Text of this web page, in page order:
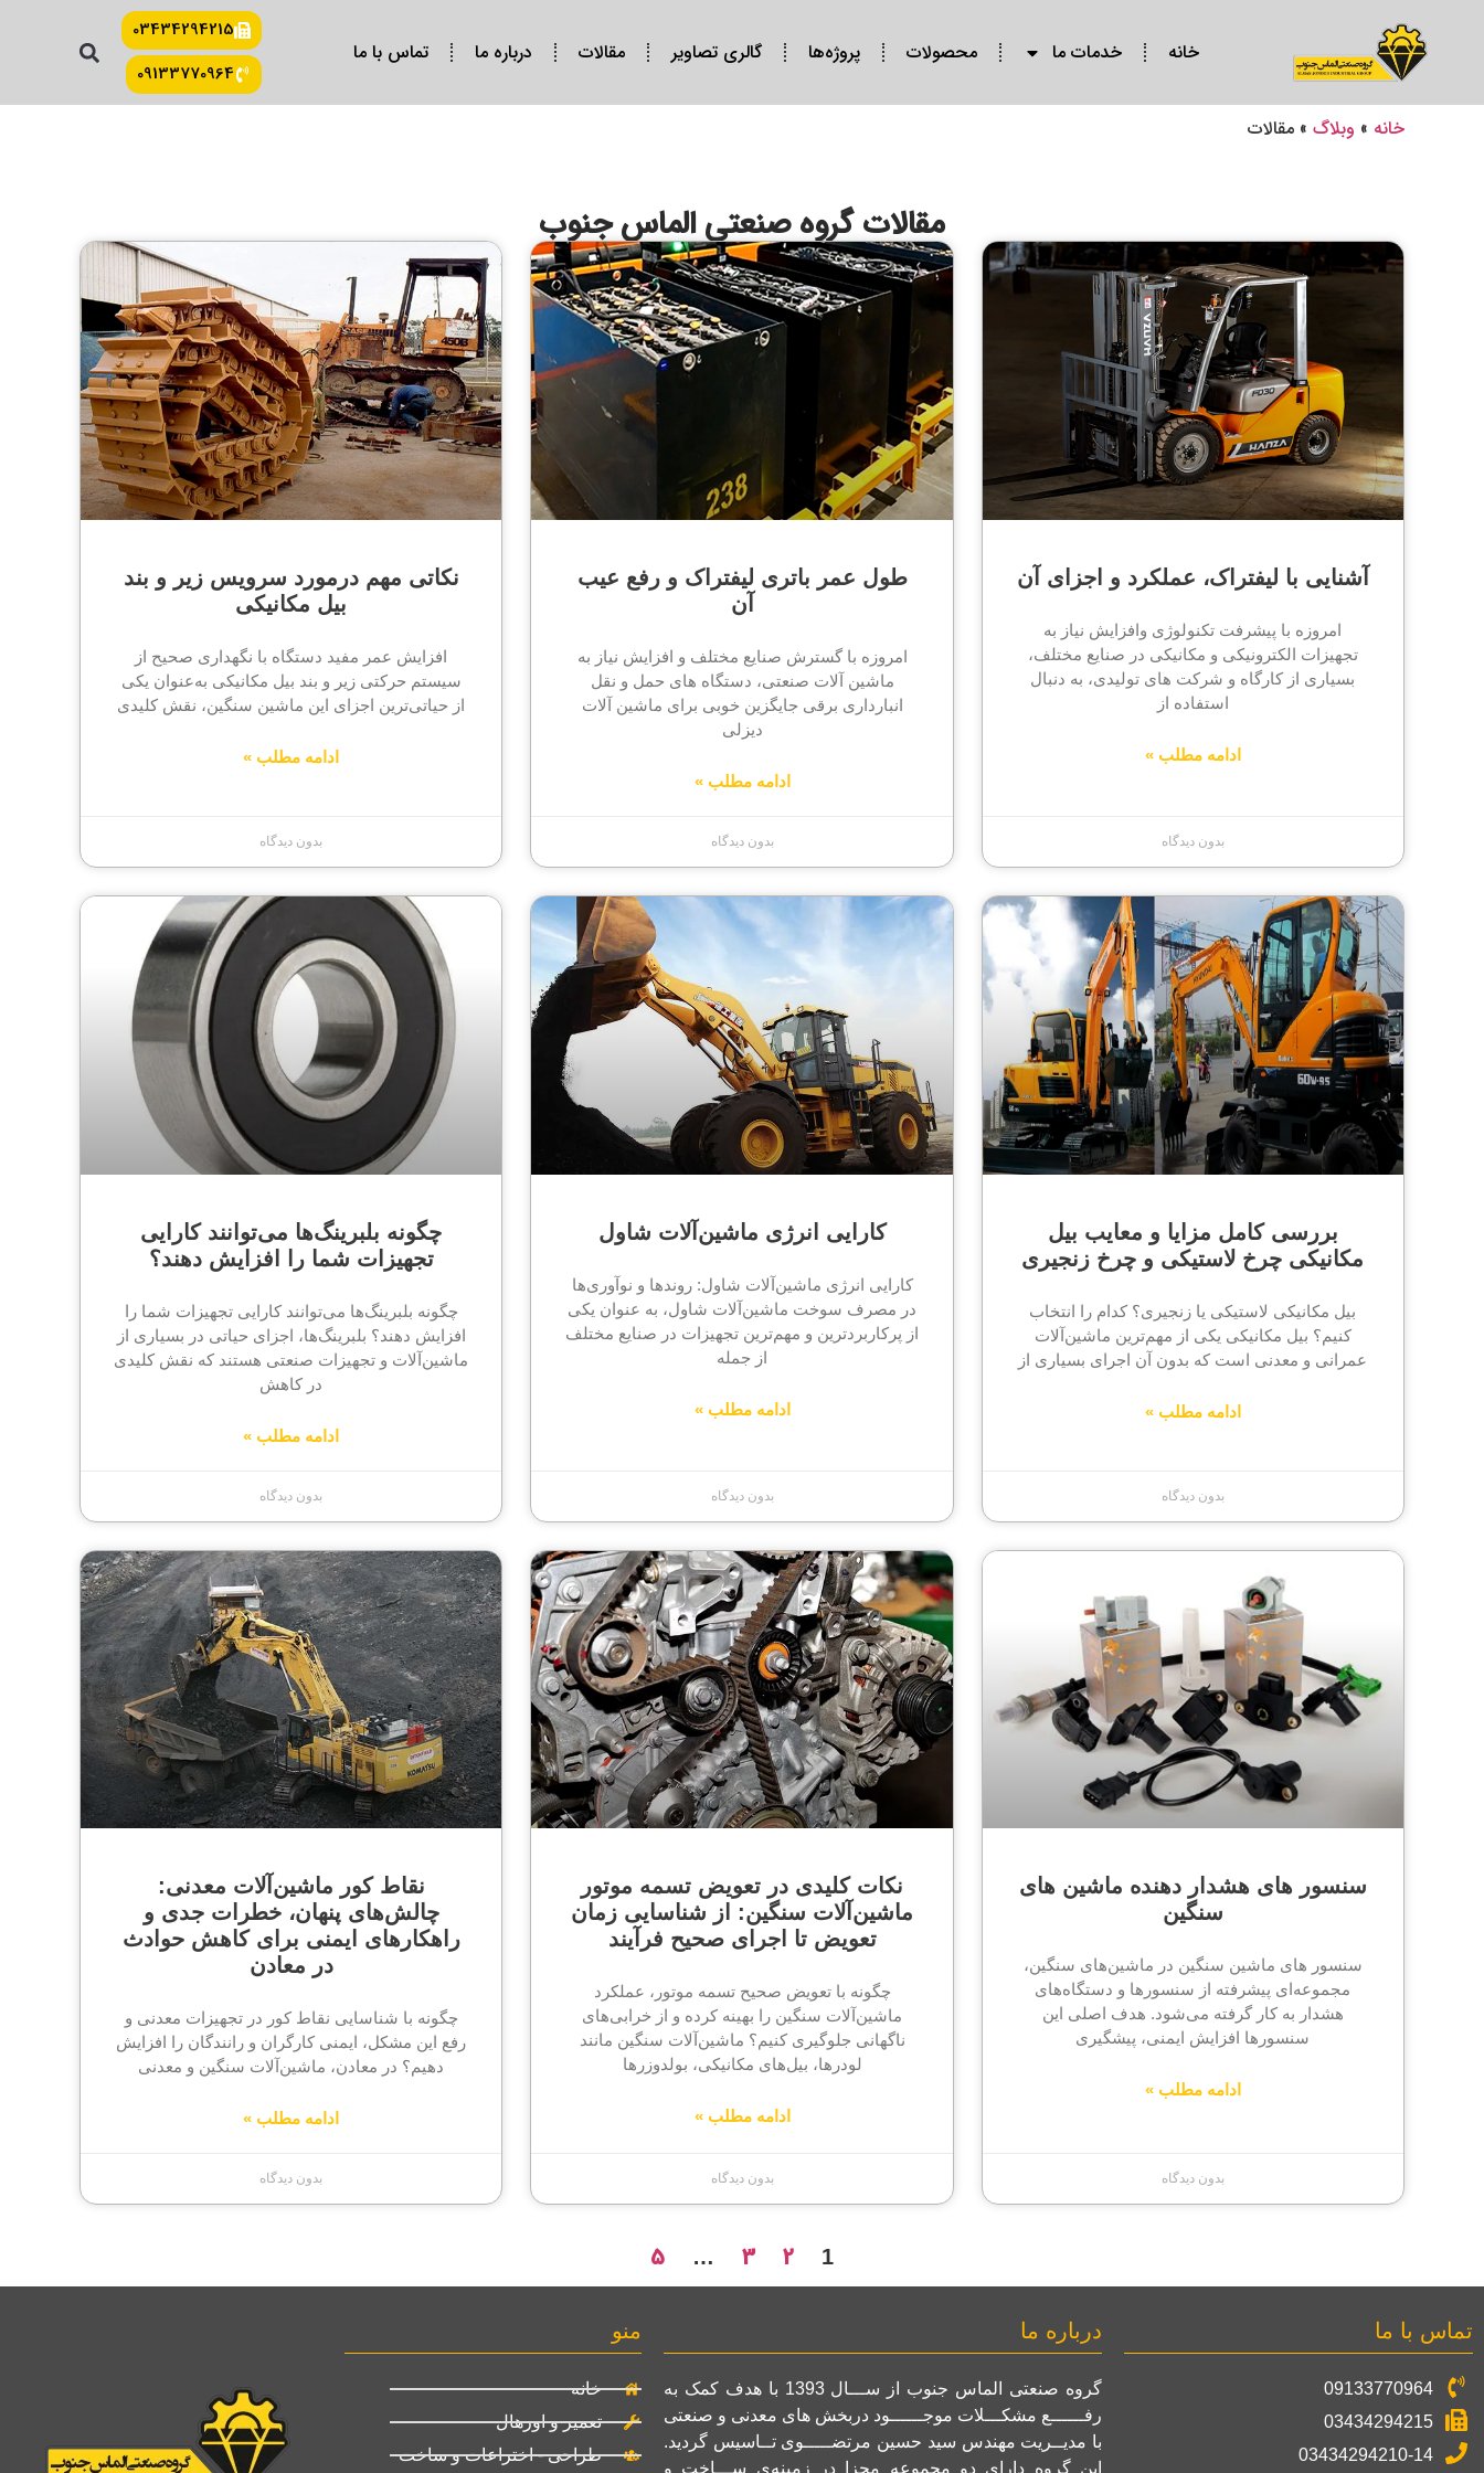
خانه خدمات ما محصولات پروژه‌ها گالری تصاویر مقالات درباره ما تماس با ما
03434294215
09133770964
خانه » وبلاگ » مقالات
مقالات گروه صنعتی الماس جنوب
آشنایی با لیفتراک، عملکرد و اجزای آن
امروزه با پیشرفت تکنولوژی وافزایش نیاز به
تجهیزات الکترونیکی و مکانیکی در صنایع مختلف،
بسیاری از کارگاه و شرکت های تولیدی، به دنبال
استفاده از
ادامه مطلب »
بدون دیدگاه
طول عمر باتری لیفتراک و رفع عیب
آن
امروزه با گسترش صنایع مختلف و افزایش نیاز به
ماشین آلات صنعتی، دستگاه های حمل و نقل
انبارداری برقی جایگزین خوبی برای ماشین آلات
دیزلی
ادامه مطلب »
بدون دیدگاه
نکاتی مهم درمورد سرویس زیر و بند
بیل مکانیکی
افزایش عمر مفید دستگاه با نگهداری صحیح از
سیستم حرکتی زیر و بند بیل مکانیکی به‌عنوان یکی
از حیاتی‌ترین اجزای این ماشین سنگین، نقش کلیدی
ادامه مطلب »
بدون دیدگاه
بررسی کامل مزایا و معایب بیل
مکانیکی چرخ لاستیکی و چرخ زنجیری
بیل مکانیکی لاستیکی یا زنجیری؟ کدام را انتخاب
کنیم؟ بیل مکانیکی یکی از مهم‌ترین ماشین‌آلات
عمرانی و معدنی است که بدون آن اجرای بسیاری از
ادامه مطلب »
بدون دیدگاه
کارایی انرژی ماشین‌آلات شاول
کارایی انرژی ماشین‌آلات شاول: روندها و نوآوری‌ها
در مصرف سوخت ماشین‌آلات شاول، به عنوان یکی
از پرکاربردترین و مهم‌ترین تجهیزات در صنایع مختلف
از جمله
ادامه مطلب »
بدون دیدگاه
چگونه بلبرینگ‌ها می‌توانند کارایی
تجهیزات شما را افزایش دهند؟
چگونه بلبرینگ‌ها می‌توانند کارایی تجهیزات شما را
افزایش دهند؟ بلبرینگ‌ها، اجزای حیاتی در بسیاری از
ماشین‌آلات و تجهیزات صنعتی هستند که نقش کلیدی
در کاهش
ادامه مطلب »
بدون دیدگاه
سنسور های هشدار دهنده ماشین های
سنگین
سنسور های ماشین سنگین در ماشین‌های سنگین،
مجموعه‌ای پیشرفته از سنسورها و دستگاه‌های
هشدار به کار گرفته می‌شود. هدف اصلی این
سنسورها افزایش ایمنی، پیشگیری
ادامه مطلب »
بدون دیدگاه
نکات کلیدی در تعویض تسمه موتور
ماشین‌آلات سنگین: از شناسایی زمان
تعویض تا اجرای صحیح فرآیند
چگونه با تعویض صحیح تسمه موتور، عملکرد
ماشین‌آلات سنگین را بهینه کرده و از خرابی‌های
ناگهانی جلوگیری کنیم؟ ماشین‌آلات سنگین مانند
لودرها، بیل‌های مکانیکی، بولدوزرها
ادامه مطلب »
بدون دیدگاه
نقاط کور ماشین‌آلات معدنی:
چالش‌های پنهان، خطرات جدی و
راهکارهای ایمنی برای کاهش حوادث
در معادن
چگونه با شناسایی نقاط کور در تجهیزات معدنی و
رفع این مشکل، ایمنی کارگران و رانندگان را افزایش
دهیم؟ در معادن، ماشین‌آلات سنگین و معدنی
ادامه مطلب »
بدون دیدگاه
1
2
3
…
5
تماس با ما
09133770964
03434294215
03434294210-14
درباره ما
گروه صنعتی الماس جنوب از ســـال 1393 با هدف کمک به
رفــــــع مشکـــلات موجــــــود دربخش های معدنی و صنعتی
با مدیــریت مهندس سید حسین مرتضـــــوی تــاسیس گردید.
این گروه دارای دو مجموعه مجزا در زمینه‌ی ســـاخت و
منو
خانه
تعمیر و اورهال
طراحی - اختراعات و ساخت